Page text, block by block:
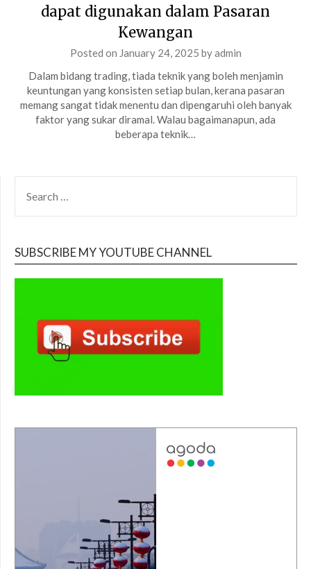
dapat digunakan dalam Pasaran
Kewangan
Posted on January 24, 2025 byadmin
Dalam bidang trading, tiada teknik yang boleh menjamin
keuntungan yang konsisten setiap bulan, kerana pasaran
memang sangat tidak menentu dan dipengaruhi oleh banyak
faktor yang sukar diramal. Walau bagaimanapun, ada
beberapa teknik…
FOR:
SUBSCRIBE MY YOUTUBE CHANNEL